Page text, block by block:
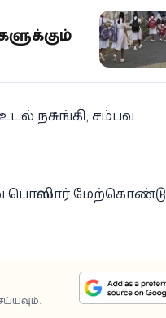
நசுங்கி, சம்பவ
மேற்கொண்டு